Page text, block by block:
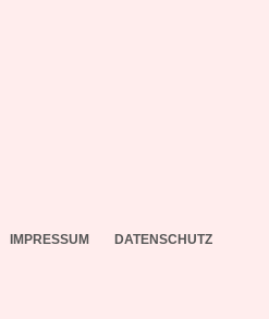
IMPRESSUM DATENSCHUTZ